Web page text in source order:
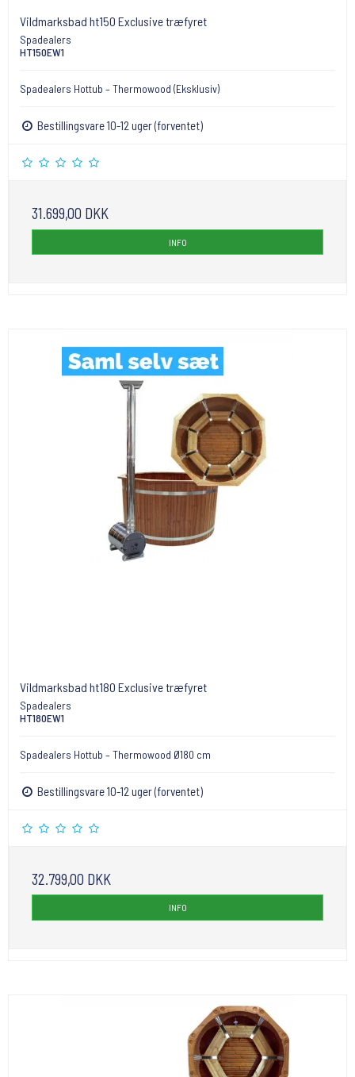
Vildmarksbad ht150 Exclusive træfyret
Spadealers
HT150EW1
Spadealers Hottub – Thermowood (Eksklusiv)
Bestillingsvare 10-12 uger (forventet)
31.699,00 DKK
INFO
Vildmarksbad ht180 Exclusive træfyret
Spadealers
HT180EW1
Spadealers Hottub – Thermowood Ø180 cm
Bestillingsvare 10-12 uger (forventet)
32.799,00 DKK
INFO